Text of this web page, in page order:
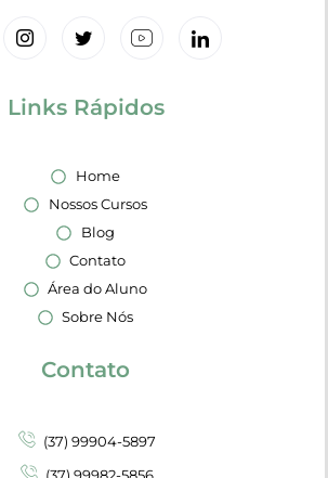
Links Rápidos
Home
Nossos Cursos
Blog
Contato
Área do Aluno
Sobre Nós
Contato
(37) 99904-5897